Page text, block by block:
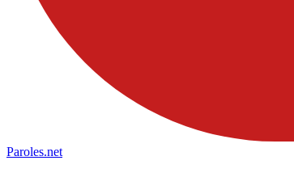
Paroles.net